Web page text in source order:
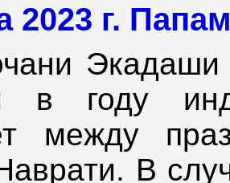
2023 г.
Экадаши
в году
между
В